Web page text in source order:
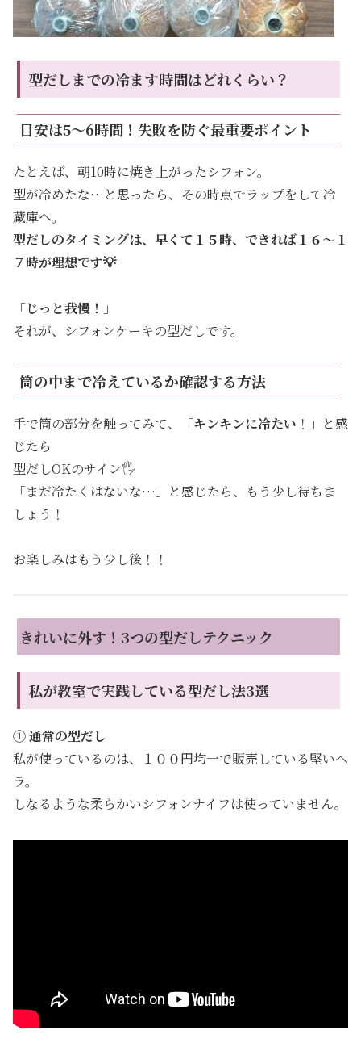
型だしまでの冷ます時間はどれくらい？
目安は5〜6時間！失敗を防ぐ最重要ポイント
たとえば、朝10時に焼き上がったシフォン。
型が冷めたな…と思ったら、その時点でラップをして冷
蔵庫へ。
型だしのタイミングは、早くて１５時、できれば１６～１
７時が理想です💡
「じっと我慢！ 」
それが、シフォンケーキの型だしです。
筒の中まで冷えているか確認する方法
手で筒の部分を触ってみて、「キンキンに冷たい ！」と感
じたら
型だしOKのサイン🖐️
「まだ冷たくはないな…」と感じたら、もう少し待ちま
しょう！
お楽しみはもう少し後！！
きれいに外す！3つの型だしテクニック
私が教室で実践している型だし法3選
① 通常の型だし
私が使っているのは、１００円均一で販売している堅いヘ
ラ。
しなるような柔らかいシフォンナイフは使っていません。